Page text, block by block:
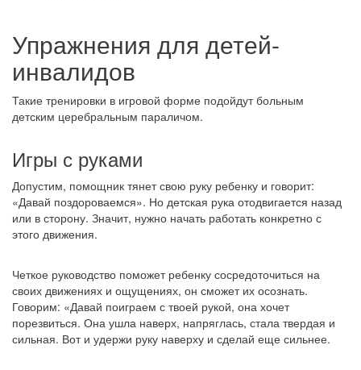
Упражнения для детей-
инвалидов
Такие тренировки в игровой форме подойдут больным
детским церебральным параличом.
Игры с руками
Допустим, помощник тянет свою руку ребенку и говорит:
«Давай поздороваемся». Но детская рука отодвигается назад
или в сторону. Значит, нужно начать работать конкретно с
этого движения.
Четкое руководство поможет ребенку сосредоточиться на
своих движениях и ощущениях, он сможет их осознать.
Говорим: «Давай поиграем с твоей рукой, она хочет
порезвиться. Она ушла наверх, напряглась, стала твердая и
сильная. Вот и удержи руку наверху и сделай еще сильнее.